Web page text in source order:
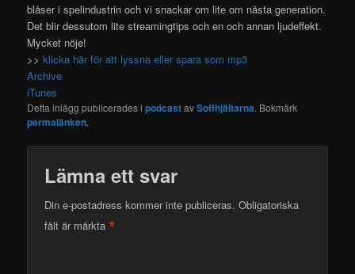
blåser i spelindustrin och vi snackar om lite om nästa generation.
Det blir dessutom lite streamingtips och en och annan ljudeffekt.
Mycket nöje!
>>klicka här för att lyssna eller spara som mp3
Archive
iTunes
Detta inlägg publicerades ipodcastavSoffhjältarna. Bokmärk
permalänken.
Lämna ett svar
Din e-postadress kommer inte publiceras. Obligatoriska
fält är märkta*